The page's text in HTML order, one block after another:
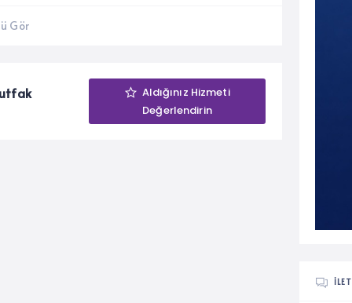
Gör
Aldığınız Hizmeti
Değerlendirin